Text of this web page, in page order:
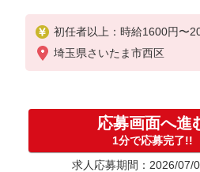
初任者以上：時給1600円〜
埼玉県さいたま市西区
応募画面へ進
1分で応募完了!!
求人応募期間：2026/07/